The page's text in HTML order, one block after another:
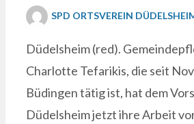
SPD ORTSVEREIN
Düdelsheim (red).
Charlotte Tefarikis, die seit
Büdingen tätig ist, hat dem
Düdelsheim jetzt ihre Arbeit